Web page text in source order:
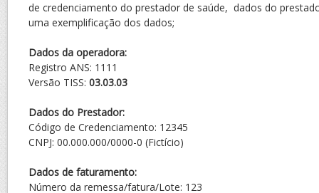
de credenciamento do prestador de saúde, dados do
uma exemplificação dos dados;
Dados da operadora:
Registro ANS: 1111
Versão TISS: 03.03.03
Dados do Prestador:
Código de Credenciamento: 12345
CNPJ: 00.000.000/0000-0 (Fictício)
Dados de faturamento:
Número da remessa/fatura/Lote: 123